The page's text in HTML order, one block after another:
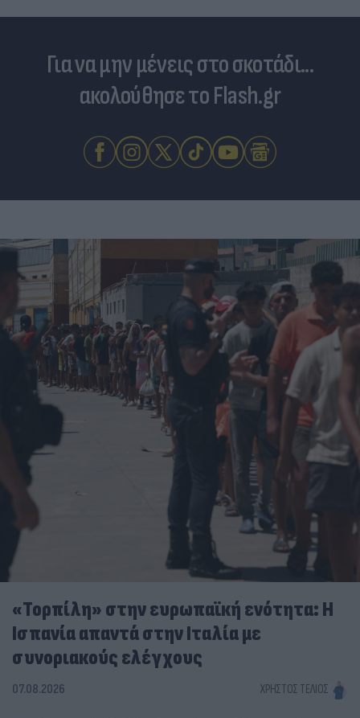
Για να μην μένεις στο σκοτάδι...
ακολούθησε το Flash.gr
«Τορπίλη» στην ευρωπαϊκή ενότητα: Η
Ισπανία απαντά στην Ιταλία με
συνοριακούς ελέγχους
07.08.2026 ΧΡΉΣΤΟΣ ΤΈΛΙΟΣ